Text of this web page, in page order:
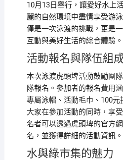
10月13日舉行，讓愛好水上
麗的自然環境中盡情享受游
僅是一次泳渡的挑戰，更是
互動與美好生活的綜合體驗。
活動報名與隊伍組
本次泳渡虎頭埤活動鼓勵團
隊報名。參加者的報名費用
專屬泳帽、活動毛巾、100
大家在參加活動的同時，享
名者可以透過虎頭埤的官方
名，並獲得詳細的活動資訊。
水與綠市集的魅力